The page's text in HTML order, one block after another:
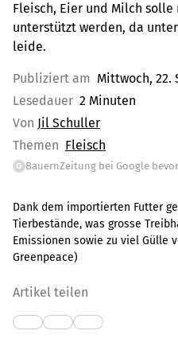
Fleisch, Eier und Milch
unterstützt werden, da
leide.
Publiziert am Mittwoch, 22.
Lesedauer 2 Minuten
Von Jil Schuller
Themen Fleisch
G BauernZeitung bei Google
Dank dem importierten Futter
Tierbestände, was grosse
Emissionen sowie zu viel Gülle
Greenpeace)
Artikel teilen